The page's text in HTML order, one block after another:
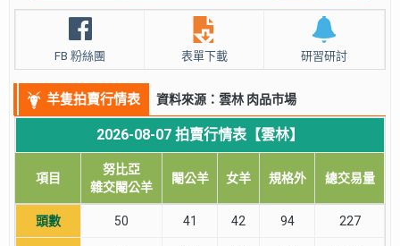
FB 粉絲團 表單下載 研習研討
羊隻拍賣行情表 資料來源：雲林 肉品市場
2026-08-07 拍賣行情表【雲林】
項目
努比亞
雜交閹公羊
閹公羊 女羊 規格外 總交易量
頭數 50 41 42 94 227